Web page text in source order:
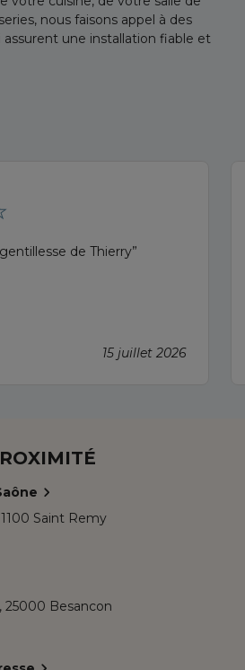
nous faisons appel à des
assurent une installation fiable et
15 juillet 2026
de Thierry
Saint Remy
25000 Besancon